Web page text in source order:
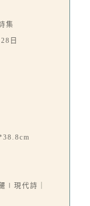
集
日
∣現代詩｜